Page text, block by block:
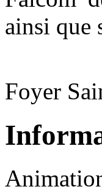
ainsi que
Foyer